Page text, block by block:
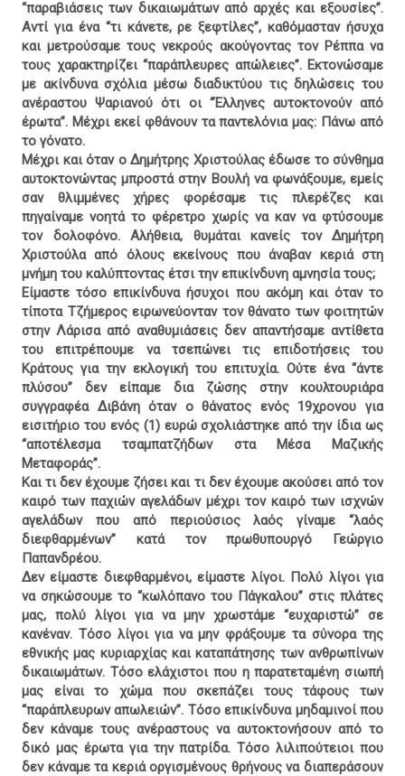
“παραβιάσεις των δικαιωμάτων από αρχές και εξουσίες”.
Αντί για ένα “τι κάνετε, ρε ξεφτίλες”, καθόμασταν ήσυχα
και μετρούσαμε τους νεκρούς ακούγοντας τον Ρέππα να
τους χαρακτηρίζει “παράπλευρες απώλειες”. Εκτονώσαμε
με ακίνδυνα σχόλια μέσω διαδικτύου τις δηλώσεις του
ανέραστου Ψαριανού ότι οι “Έλληνες αυτοκτονούν από
έρωτα”. Μέχρι εκεί φθάνουν τα παντελόνια μας: Πάνω από
το γόνατο.
Μέχρι και όταν ο Δημήτρης Χριστούλας έδωσε το σύνθημα
αυτοκτονώντας μπροστά στην Βουλή να φωνάξουμε, εμείς
σαν θλιμμένες χήρες φορέσαμε τις πλερέζες και
πηγαίναμε νοητά το φέρετρο χωρίς να καν να φτύσουμε
τον δολοφόνο. Αλήθεια, θυμάται κανείς τον Δημήτρη
Χριστούλα από όλους εκείνους που άναβαν κεριά στη
μνήμη του καλύπτοντας έτσι την επικίνδυνη αμνησία τους;
Είμαστε τόσο επικίνδυνα ήσυχοι που ακόμη και όταν το
τίποτα Τζήμερος ειρωνεύονταν τον θάνατο των φοιτητών
στην Λάρισα από αναθυμιάσεις δεν απαντήσαμε αντίθετα
του επιτρέπουμε να τσεπώνει τις επιδοτήσεις του
Κράτους για την εκλογική του επιτυχία. Ούτε ένα “άντε
πλύσου” δεν είπαμε δια ζώσης στην κουλτουριάρα
συγγραφέα Διβάνη όταν ο θάνατος ενός 19χρονου για
εισιτήριο του ενός (1) ευρώ σχολιάστηκε από την ίδια ως
“αποτέλεσμα τσαμπατζήδων στα Μέσα Μαζικής
Μεταφοράς”.
Και τι δεν έχουμε ζήσει και τι δεν έχουμε ακούσει από τον
καιρό των παχιών αγελάδων μέχρι τον καιρό των ισχνών
αγελάδων που από περιούσιος λαός γίναμε “λαός
διεφθαρμένων” κατά τον πρωθυπουργό Γεώργιο
Παπανδρέου.
Δεν είμαστε διεφθαρμένοι, είμαστε λίγοι. Πολύ λίγοι για
να σηκώσουμε το “κωλόπανο του Πάγκαλου” στις πλάτες
μας, πολύ λίγοι για να μην χρωστάμε “ευχαριστώ” σε
κανέναν. Τόσο λίγοι για να μην φράξουμε τα σύνορα της
εθνικής μας κυριαρχίας και καταπάτησης των ανθρωπίνων
δικαιωμάτων. Τόσο ελάχιστοι που η παρατεταμένη σιωπή
μας είναι το χώμα που σκεπάζει τους τάφους των
“παράπλευρων απωλειών”. Τόσο επικίνδυνα μηδαμινοί που
δεν κάναμε τους ανέραστους να αυτοκτονήσουν από το
δικό μας έρωτα για την πατρίδα. Τόσο λιλιπούτειοι που
δεν κάναμε τα κεριά οργισμένους θρήνους να διαπεράσουν